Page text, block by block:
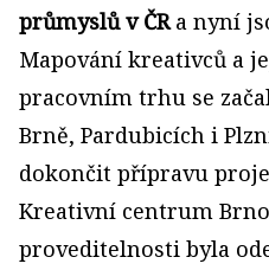
průmyslů v ČRa nyní
Mapování kreativců a
pracovním trhu se
Brně, Pardubicích i
dokončit přípravu
Kreativní centrum
proveditelnosti byla